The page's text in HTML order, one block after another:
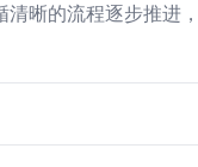
晰的流程逐步推进